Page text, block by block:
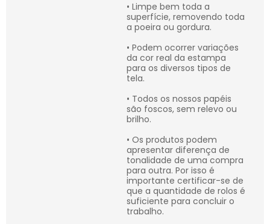
• Limpe bem toda a
superfície, removendo toda
a poeira ou gordura.
• Podem ocorrer variações
da cor real da estampa
para os diversos tipos de
tela.
• Todos os nossos papéis
são foscos, sem relevo ou
brilho.
• Os produtos podem
apresentar diferença de
tonalidade de uma compra
para outra. Por isso é
importante certificar-se de
que a quantidade de rolos é
suficiente para concluir o
trabalho.